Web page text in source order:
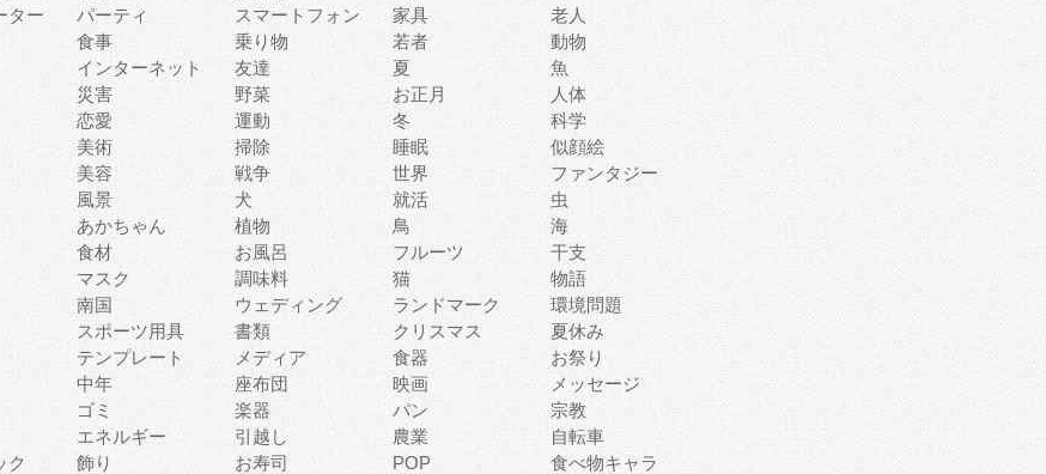
ター
パーティ スマートフォン 家具
老人
食事 乗り物 若者
動物
インターネット 友達 夏
魚
災害 野菜 お正月
人体
恋愛 運動 冬
科学
美術 掃除 睡眠
似顔絵
美容 戦争 世界
ファンタジー
風景 犬 就活
虫
あかちゃん 植物 鳥
海
食材 お風呂 フルーツ
干支
マスク 調味料 猫
物語
南国 ウェディング ランドマーク
環境問題
スポーツ用具 書類 クリスマス
夏休み
テンプレート メディア 食器
お祭り
中年 座布団 映画
メッセージ
ゴミ 楽器 パン
宗教
エネルギー 引越し 農業
自転車
ク
飾り お寿司 POP 食べ物キャラ